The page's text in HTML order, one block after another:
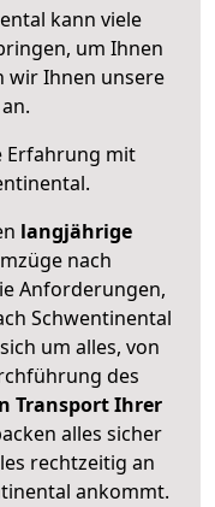
kann viele
um Ihnen
wir Ihnen unsere
Erfahrung mit
.
langjährige
nach
Anforderungen,
Schwentinental
um alles, von
des
Transport Ihrer
alles sicher
rechtzeitig an
ankommt.